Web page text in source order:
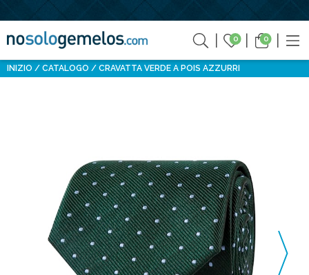
0 0
INIZIO CATALOGO CRAVATTA VERDE A POIS AZZURRI